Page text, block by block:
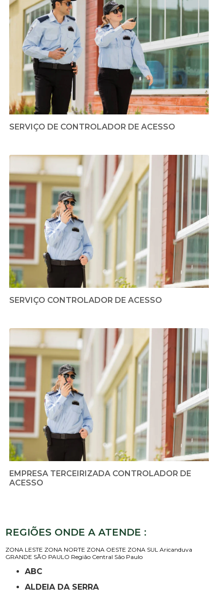
SERVIÇO DE CONTROLADOR DE ACESSO
SERVIÇO CONTROLADOR DE ACESSO
EMPRESA TERCEIRIZADA CONTROLADOR DE
ACESSO
REGIÕES ONDE A ATENDE :
ZONA LESTE ZONA NORTE ZONA OESTE ZONA SUL Aricanduva
GRANDE SÃO PAULO Região Central São Paulo
ABC
ALDEIA DA SERRA